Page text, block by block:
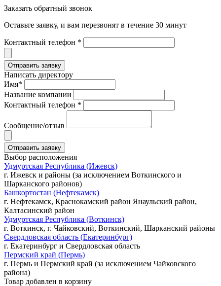
Заказать обратный звонок
Оставьте заявку, и вам перезвонят в течение 30 минут
Контактный телефон *
Написать директору
Имя*
Название компании
Контактный телефон *
Сообщение/отзыв
Выбор расположения
Удмуртская Республика (Ижевск)
г. Ижевск и районы (за исключением Воткинского и
Шарканского районов)
Башкортостан (Нефтекамск)
г. Нефтекамск, Краснокамский район Янаульский район,
Калтасинский район
Удмуртская Республика (Воткинск)
г. Воткинск, г. Чайковский, Воткинский, Шарканский районы
Свердловская область (Екатеринбург)
г. Екатеринбург и Свердловская область
Пермский край (Пермь)
г. Пермь и Пермский край (за исключением Чайковского
района)
Товар добавлен в корзину